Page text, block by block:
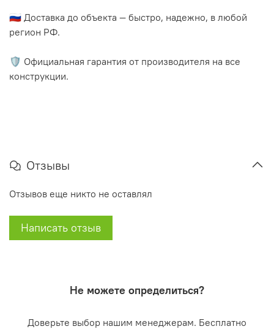
🇷🇺 Доставка до объекта — быстро, надежно, в любой
регион РФ.
🛡️ Официальная гарантия от производителя на все
конструкции.
Отзывы
Отзывов еще никто не оставлял
Написать отзыв
Не можете определиться?
Доверьте выбор нашим менеджерам. Бесплатно